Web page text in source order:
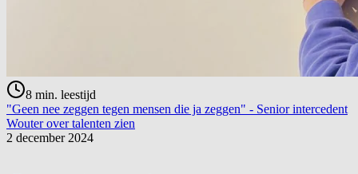
8 min. leestijd
"Geen nee zeggen tegen mensen die ja zeggen" - Senior intercedent
Wouter over talenten zien
2 december 2024